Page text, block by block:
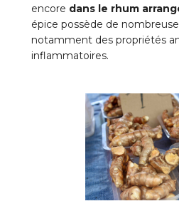
encore dans le rhum
épice possède de
notamment des propriétés
inflammatoires.